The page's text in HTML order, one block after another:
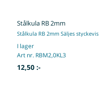
Stålkula RB 2mm
Stålkula RB 2mm Säljes styckevis
I lager
Art nr. RBM2,0KL3
12,50 :-